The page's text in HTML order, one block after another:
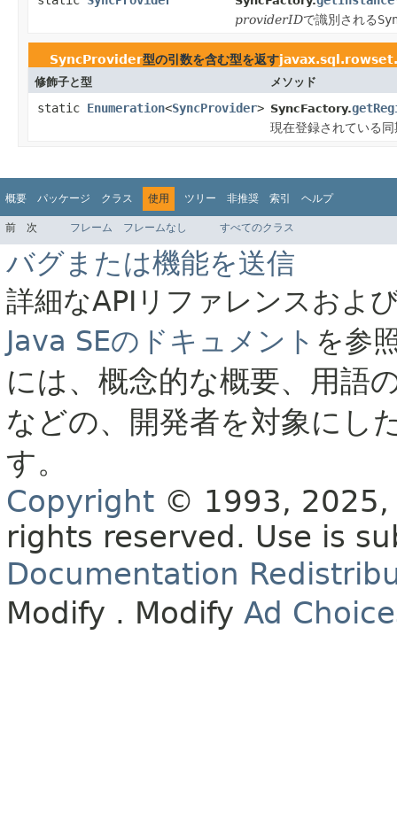
providerIDで識別される
SyncProvider型の引数を含む型を返す
修飾子と型 メソッド
static Enumeration<SyncProvider> SyncFactory.
現在登録されている
概要 パッケージ クラス 使用 ツリー 非推奨 索引 ヘルプ
前 次 フレーム フレームなし すべてのクラス
バグまたは機能を送信
詳細なAPIリファレンスおよ
Java SEのドキュメント を参
には、概念的な概要、用語
などの、開発者を対象にし
す。
Copyright © 1993,
rights reserved. Use is
Documentation
Modify . Modify Ad